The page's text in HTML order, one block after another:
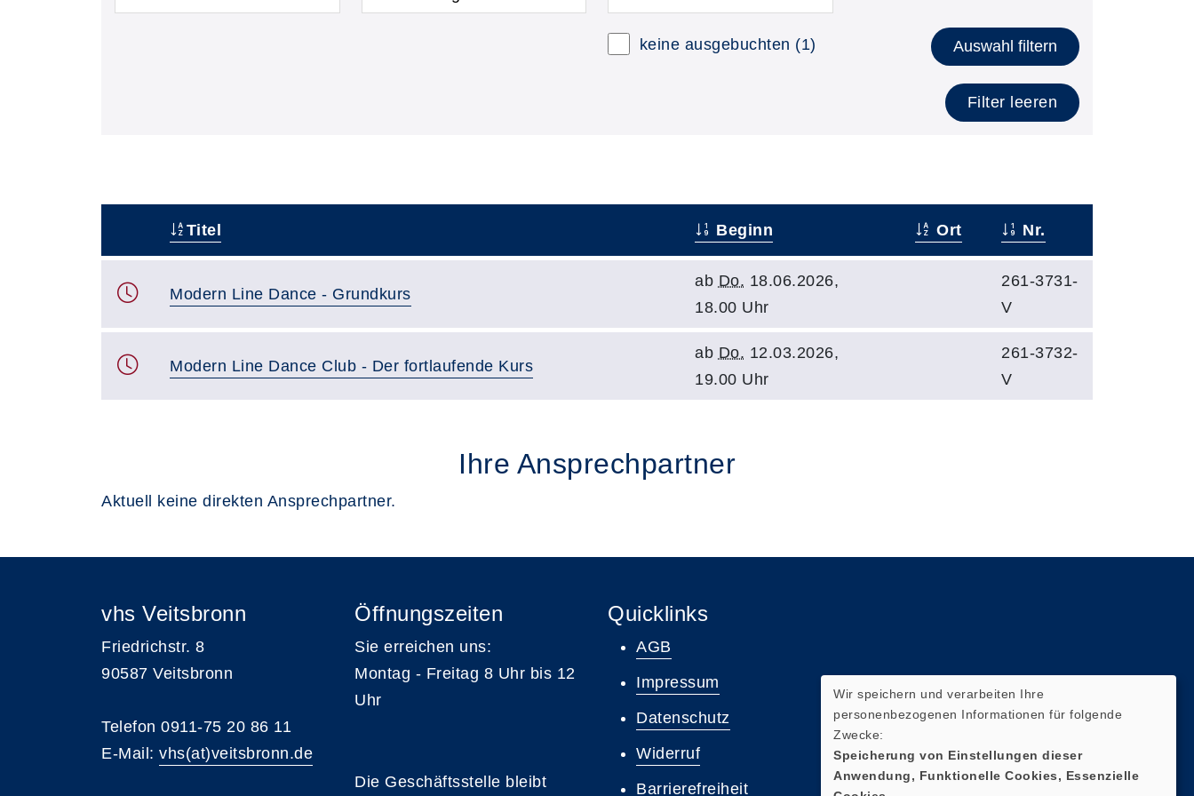
keine ausgebuchten (1) Auswahl filtern
Filter leeren
Titel Beginn Ort Nr.
Modern Line Dance - Grundkurs
ab Do. 18.06.2026,
18.00 Uhr
261-3731-
V
Modern Line Dance Club - Der fortlaufende Kurs
ab Do. 12.03.2026,
19.00 Uhr
261-3732-
V
Ihre Ansprechpartner
Aktuell keine direkten Ansprechpartner.
vhs Veitsbronn
Friedrichstr. 8
90587 Veitsbronn
Telefon 0911-75 20 86 11
E-Mail: vhs(at)veitsbronn.de
Öffnungszeiten
Sie erreichen uns:
Montag - Freitag 8 Uhr bis 12
Uhr
Die Geschäftsstelle bleibt
Quicklinks
AGB
Impressum
Datenschutz
Widerruf
Barrierefreiheit
Wir speichern und verarbeiten Ihre
personenbezogenen Informationen für folgende
Zwecke:
Speicherung von Einstellungen dieser
Anwendung, Funktionelle Cookies, Essenzielle